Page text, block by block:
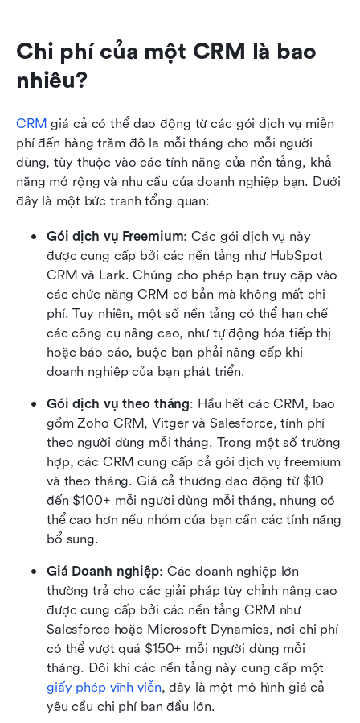
Chi phí của một CRM là bao
nhiêu?
CRM giá cả có thể dao động từ các gói dịch vụ miễn
phí đến hàng trăm đô la mỗi tháng cho mỗi người
dùng, tùy thuộc vào các tính năng của nền tảng, khả
năng mở rộng và nhu cầu của doanh nghiệp bạn. Dưới
đây là một bức tranh tổng quan:
Gói dịch vụ Freemium: Các gói dịch vụ này
được cung cấp bởi các nền tảng như HubSpot
CRM và Lark. Chúng cho phép bạn truy cập vào
các chức năng CRM cơ bản mà không mất chi
phí. Tuy nhiên, một số nền tảng có thể hạn chế
các công cụ nâng cao, như tự động hóa tiếp thị
hoặc báo cáo, buộc bạn phải nâng cấp khi
doanh nghiệp của bạn phát triển.
Gói dịch vụ theo tháng: Hầu hết các CRM, bao
gồm Zoho CRM, Vitger và Salesforce, tính phí
theo người dùng mỗi tháng. Trong một số trường
hợp, các CRM cung cấp cả gói dịch vụ freemium
và theo tháng. Giá cả thường dao động từ $10
đến $100+ mỗi người dùng mỗi tháng, nhưng có
thể cao hơn nếu nhóm của bạn cần các tính năng
bổ sung.
Giá Doanh nghiệp: Các doanh nghiệp lớn
thường trả cho các giải pháp tùy chỉnh nâng cao
được cung cấp bởi các nền tảng CRM như
Salesforce hoặc Microsoft Dynamics, nơi chi phí
có thể vượt quá $150+ mỗi người dùng mỗi
giấy phép vĩnh viễn, đây là một mô hình giá cả
yêu cầu chi phí ban đầu lớn.